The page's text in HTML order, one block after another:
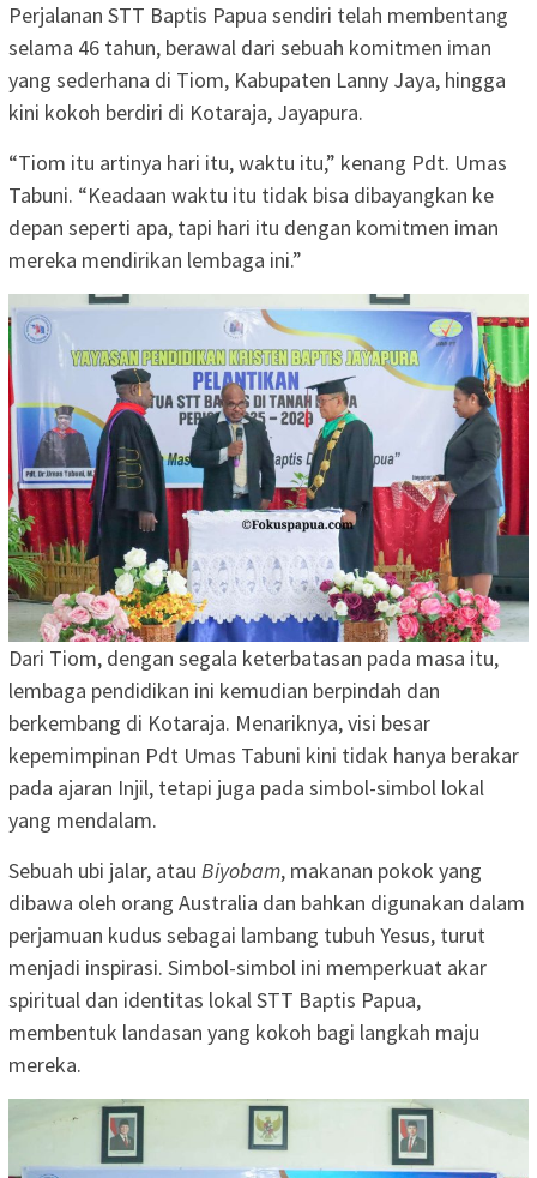
Perjalanan STT Baptis Papua sendiri telah membentang
selama 46 tahun, berawal dari sebuah komitmen iman
yang sederhana di Tiom, Kabupaten Lanny Jaya, hingga
kini kokoh berdiri di Kotaraja, Jayapura.
“Tiom itu artinya hari itu, waktu itu,” kenang Pdt. Umas
Tabuni. “Keadaan waktu itu tidak bisa dibayangkan ke
depan seperti apa, tapi hari itu dengan komitmen iman
mereka mendirikan lembaga ini.”
Dari Tiom, dengan segala keterbatasan pada masa itu,
lembaga pendidikan ini kemudian berpindah dan
berkembang di Kotaraja. Menariknya, visi besar
kepemimpinan Pdt Umas Tabuni kini tidak hanya berakar
pada ajaran Injil, tetapi juga pada simbol-simbol lokal
yang mendalam.
Sebuah ubi jalar, atau Biyobam, makanan pokok yang
dibawa oleh orang Australia dan bahkan digunakan dalam
perjamuan kudus sebagai lambang tubuh Yesus, turut
menjadi inspirasi. Simbol-simbol ini memperkuat akar
spiritual dan identitas lokal STT Baptis Papua,
membentuk landasan yang kokoh bagi langkah maju
mereka.